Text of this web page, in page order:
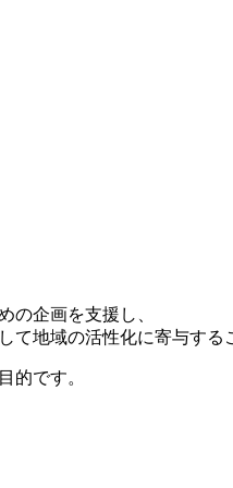
の企画を支援し、
て地域の活性化に寄与する
的です。